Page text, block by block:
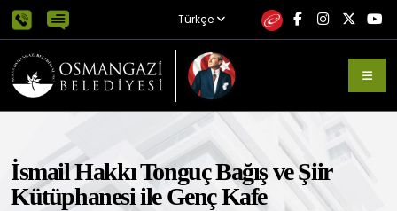
Türkçe
İsmail Hakkı Tonguç Bağış ve Şiir
Kütüphanesi ile Genç Kafe